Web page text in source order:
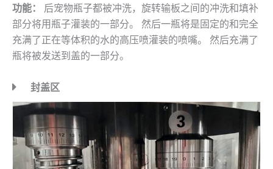
功能：
后宠物瓶子都被冲洗，旋转输板之间的冲洗和填补
部分将用瓶子灌装的一部分。 然后一瓶将是固定的和完全
充满了正在等体积的水的高压喷灌装的喷嘴。 然后充满了
瓶将被发送到盖的一部分。
封盖区